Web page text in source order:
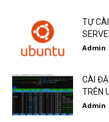
TỰ
Admin
CÀI
TRÊN
Admin